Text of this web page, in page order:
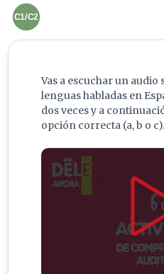
C1/C2
Vas a escuchar un audio
lenguas habladas en
dos veces y a
opción correcta (a, b o c).